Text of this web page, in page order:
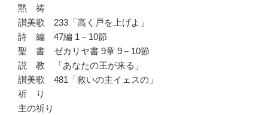
黙 祷
讃美歌 233「高く戸を上げよ」
詩 編 47編 1－10節
聖 書 ゼカリヤ書 9章 9－10節
説 教 「あなたの王が来る」
讃美歌 481「救いの主イェスの」
祈 り
主の祈り